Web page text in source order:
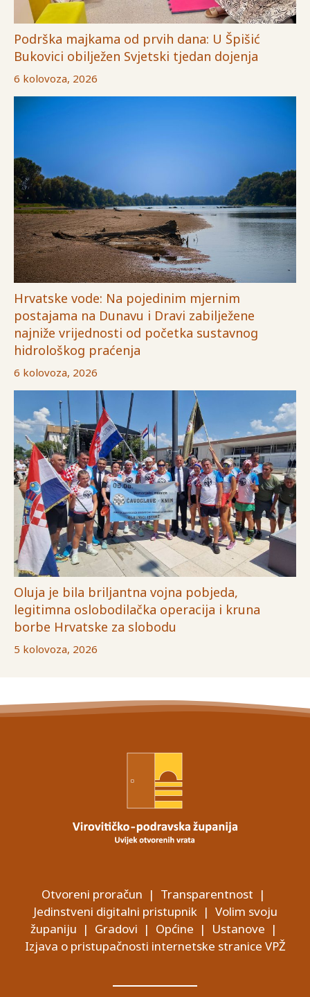
Podrška majkama od prvih dana: U Špišić
Bukovici obilježen Svjetski tjedan dojenja
6 kolovoza, 2026
Hrvatske vode: Na pojedinim mjernim
postajama na Dunavu i Dravi zabilježene
najniže vrijednosti od početka sustavnog
hidrološkog praćenja
6 kolovoza, 2026
Oluja je bila briljantna vojna pobjeda,
legitimna oslobodilačka operacija i kruna
borbe Hrvatske za slobodu
5 kolovoza, 2026
Otvoreni proračun | Transparentnost |
Jedinstveni digitalni pristupnik| Volim svoju
županiju | Gradovi | Općine | Ustanove |
Izjava o pristupačnosti internetske stranice VPŽ